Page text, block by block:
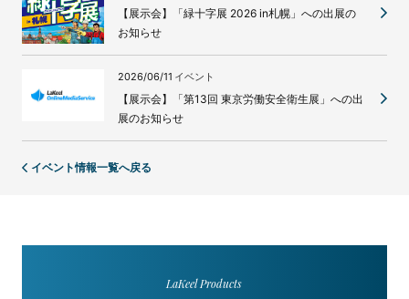
【展示会】「緑十字展 2026 in札幌」への出展の
お知らせ
2026/06/11 イベント
【展示会】「第13回 東京労働安全衛生展」への出
展のお知らせ
イベント情報一覧へ戻る
LaKeel Products